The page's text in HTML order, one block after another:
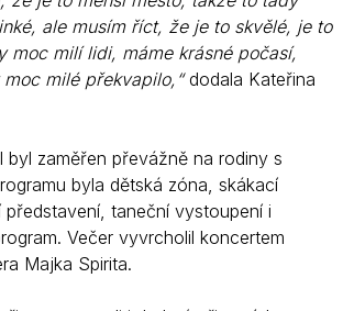
ale musím říct, že je to skvělé, je to
moc milí lidi, máme krásné počasí,
milé překvapilo,“dodala Kateřina
byl zaměřen převážně na rodiny s
byla dětská zóna, skákací
představení, taneční vystoupení i
Večer vyvrcholil koncertem
Majka Spirita.